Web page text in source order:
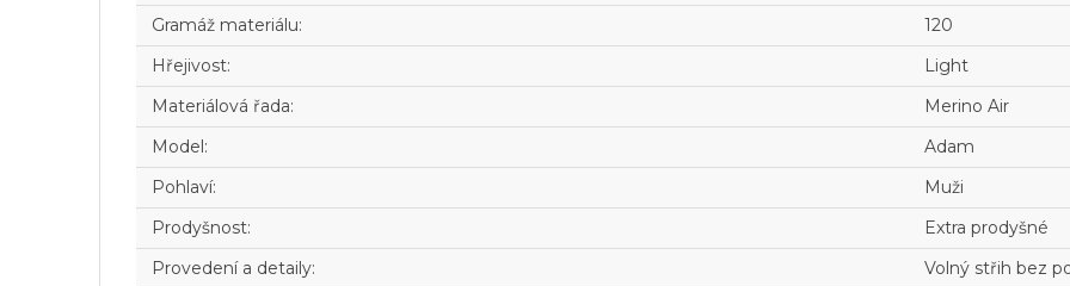
Gramáž materiálu:
120
Hřejivost:
Light
Materiálová řada:
Merino Air
Model:
Adam
Pohlaví:
Muži
Prodyšnost:
Extra prodyšné
Provedení a detaily:
Volný střih bez